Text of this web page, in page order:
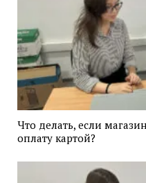
Что делать, если
оплату картой?